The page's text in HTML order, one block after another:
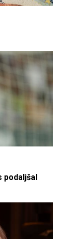
podaljšal